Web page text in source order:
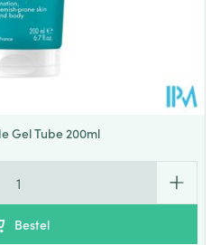
Gel Tube 200ml
Bestel